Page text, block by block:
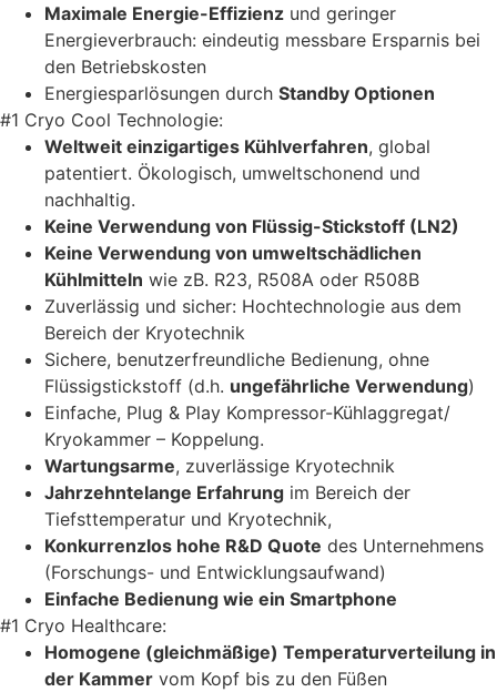
Maximale Energie-Effizienz und geringer
Energieverbrauch: eindeutig messbare Ersparnis bei
den Betriebskosten
Energiesparlösungen durch Standby Optionen
#1 Cryo Cool Technologie:
Weltweit einzigartiges Kühlverfahren, global
patentiert. Ökologisch, umweltschonend und
nachhaltig.
Keine Verwendung von Flüssig-Stickstoff (LN2)
Keine Verwendung von umweltschädlichen
Kühlmitteln wie zB. R23, R508A oder R508B
Zuverlässig und sicher: Hochtechnologie aus dem
Bereich der Kryotechnik
Sichere, benutzerfreundliche Bedienung, ohne
Flüssigstickstoff (d.h. ungefährliche Verwendung)
Einfache, Plug & Play Kompressor-Kühlaggregat/
Kryokammer – Koppelung.
Wartungsarme, zuverlässige Kryotechnik
Jahrzehntelange Erfahrung im Bereich der
Tiefsttemperatur und Kryotechnik,
Konkurrenzlos hohe R&D Quote des Unternehmens
(Forschungs- und Entwicklungsaufwand)
Einfache Bedienung wie ein Smartphone
#1 Cryo Healthcare:
Homogene (gleichmäßige) Temperaturverteilung in
der Kammer vom Kopf bis zu den Füßen